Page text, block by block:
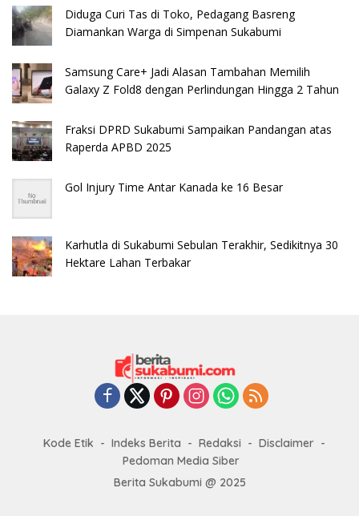
Diduga Curi Tas di Toko, Pedagang Basreng
Diamankan Warga di Simpenan Sukabumi
Samsung Care+ Jadi Alasan Tambahan Memilih
Galaxy Z Fold8 dengan Perlindungan Hingga 2 Tahun
Fraksi DPRD Sukabumi Sampaikan Pandangan atas
Raperda APBD 2025
Gol Injury Time Antar Kanada ke 16 Besar
Karhutla di Sukabumi Sebulan Terakhir, Sedikitnya 30
Hektare Lahan Terbakar
Kode Etik Indeks Berita Redaksi
Disclaimer
Pedoman Media Siber
Berita Sukabumi @ 2025